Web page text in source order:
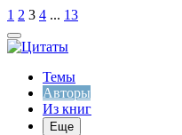
1 2 3 4 ... 13
Темы
Авторы
Из книг
Еще